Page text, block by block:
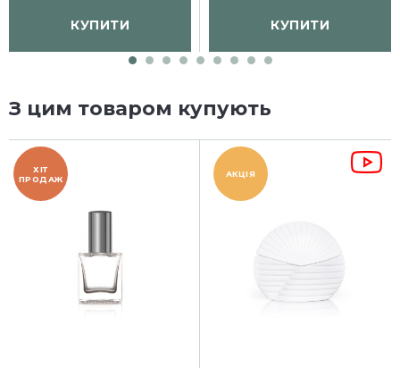
КУПИТИ КУПИТИ
З цим товаром купують
ХІТ
ПРОДАЖ
АКЦІЯ